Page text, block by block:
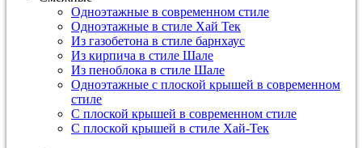
Одноэтажные в современном стиле
Одноэтажные в стиле Хай Тек
Из газобетона в стиле барнхаус
Из кирпича в стиле Шале
Из пеноблока в стиле Шале
Одноэтажные с плоской крышей в современном
стиле
С плоской крышей в современном стиле
С плоской крышей в стиле Хай-Тек